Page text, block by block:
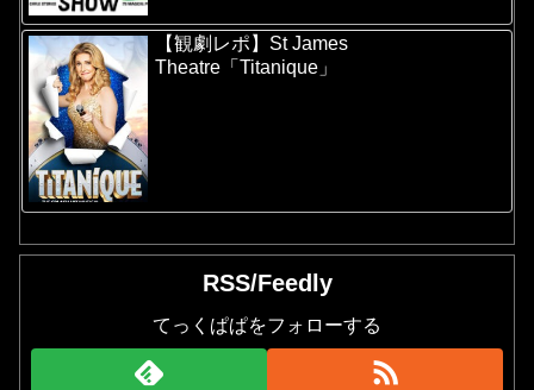
【観劇レポ】St James
Theatre「Titanique」
RSS/Feedly
てっくぱぱをフォローする